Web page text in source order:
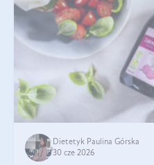
Dietetyk Paulina Górska
30 cze 2026